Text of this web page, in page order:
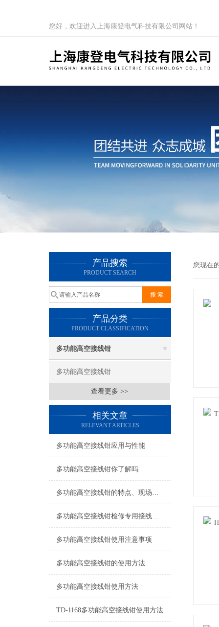
您好，欢迎进入上海康登电气科技有限公司网站！
产品搜索
PRODUCT SEARCH
产品分类
PRODUCT CLASSIFICATION
多功能高空接线钳
多功能高空接线钳
查看更多 >>
相关文章
RELEVANT ARTICLES
多功能高空接线钳应用与性能
多功能高空接线钳你了解吗
多功能高空接线钳的特点、现场使用方法
多功能高空接线钳检修专用接线工具
多功能高空接线钳使用注意事项
多功能高空接线钳的使用方法
多功能高空接线钳使用方法
TD-1168多功能高空接线钳使用方法
您现在